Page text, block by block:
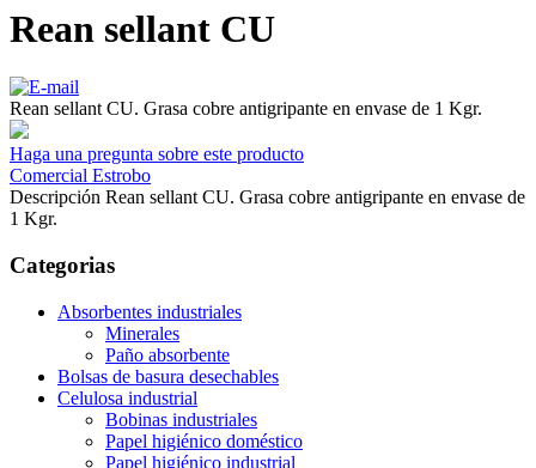
Rean sellant CU
Rean sellant CU. Grasa cobre antigripante en envase de 1 Kgr.
Haga una pregunta sobre este producto
Comercial Estrobo
Descripción Rean sellant CU. Grasa cobre antigripante en envase de
1 Kgr.
Categorias
Absorbentes industriales
Minerales
Paño absorbente
Bolsas de basura desechables
Celulosa industrial
Bobinas industriales
Papel higiénico doméstico
Papel higiénico industrial